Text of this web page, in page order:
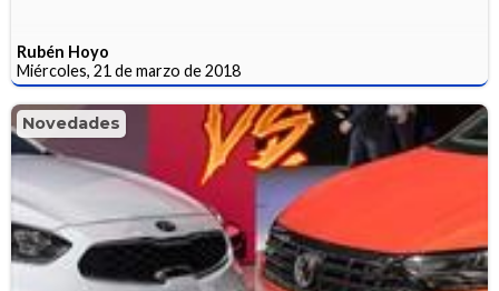
Rubén Hoyo
Miércoles, 21 de marzo de 2018
Novedades